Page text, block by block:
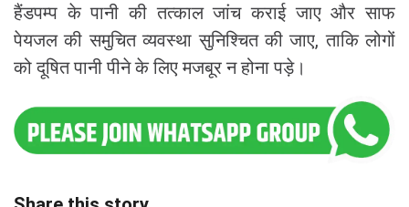
हैंडपम्प के पानी की तत्काल जांच कराई जाए और साफ
पेयजल की समुचित व्यवस्था सुनिश्चित की जाए, ताकि लोगों
को दूषित पानी पीने के लिए मजबूर न होना पड़े।